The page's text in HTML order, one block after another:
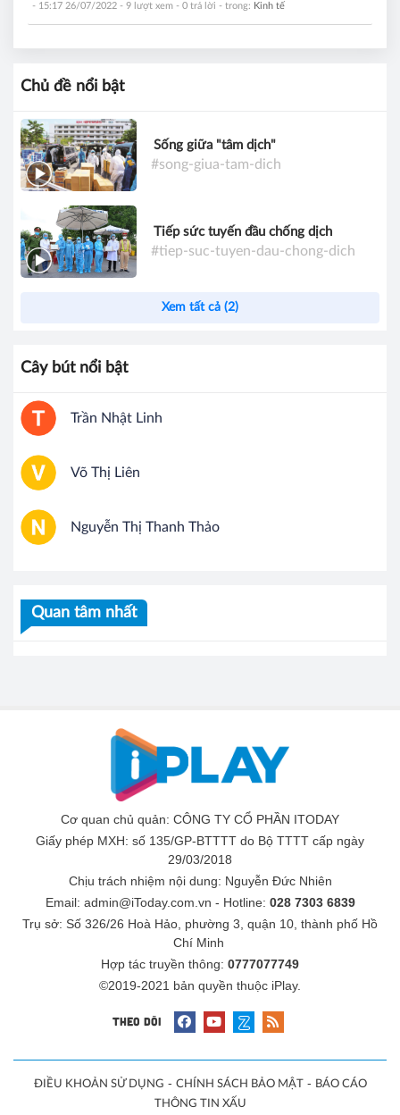
- 15:17 26/07/2022 - 9 lượt xem - 0 trả lời - trong: Kinh tế
Chủ đề nổi bật
Sống giữa "tâm dịch"
#song-giua-tam-dich
Tiếp sức tuyến đầu chống dịch
#tiep-suc-tuyen-dau-chong-dich
Xem tất cả (2)
Cây bút nổi bật
Trần Nhật Linh
Võ Thị Liên
Nguyễn Thị Thanh Thảo
Quan tâm nhất
Cơ quan chủ quản: CÔNG TY CỔ PHẦN ITODAY
Giấy phép MXH: số 135/GP-BTTTT do Bộ TTTT cấp ngày
29/03/2018
Chịu trách nhiệm nội dung: Nguyễn Đức Nhiên
Email: admin@iToday.com.vn - Hotline: 028 7303 6839
Trụ sở: Số 326/26 Hoà Hảo, phường 3, quận 10, thành phố Hồ
Chí Minh
Hợp tác truyền thông: 0777077749
©2019-2021 bản quyền thuộc iPlay.
THEO DÕI
ĐIỀU KHOẢN SỬ DỤNG - CHÍNH SÁCH BẢO MẬT - BÁO CÁO
THÔNG TIN XẤU